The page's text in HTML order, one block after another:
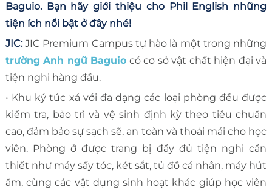
Baguio. Bạn hãy giới thiệu cho Phil English những
tiện ích nổi bật ở đây nhé!
JIC:JIC Premium Campus tự hào là một trong những
trường Anh ngữ Baguio có cơ sở vật chất hiện đại và
tiện nghi hàng đầu.
• Khu ký túc xá với đa dạng các loại phòng đều được
kiểm tra, bảo trì và vệ sinh định kỳ theo tiêu chuẩn
cao, đảm bảo sự sạch sẽ, an toàn và thoải mái cho học
viên. Phòng ở được trang bị đầy đủ tiện nghi cần
thiết như máy sấy tóc, két sắt, tủ đồ cá nhân, máy hút
ẩm, cùng các vật dụng sinh hoạt khác giúp học viên